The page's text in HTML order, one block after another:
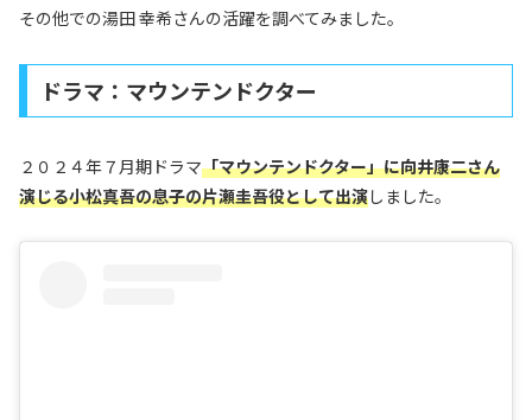
その他での湯田 幸希さんの活躍を調べてみました。
ドラマ：マウンテンドクター
２０２４年７月期ドラマ「マウンテンドクター」に向井康二さん
演じる小松真吾の息子の片瀬圭吾役として出演しました。